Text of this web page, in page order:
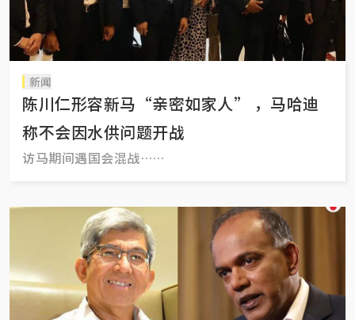
新闻
陈川仁形容新马“亲密如家人” ，马哈迪
称不会因水供问题开战
访马期间遇国会混战……